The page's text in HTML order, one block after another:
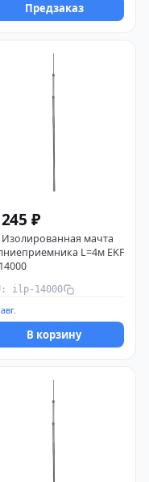
Предзаказ
₽
Изолированная мачта
L=4м EKF
ilp-14000
В корзину